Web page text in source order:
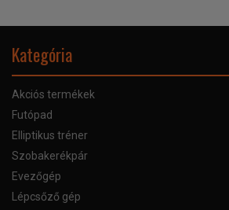
Kategória
Akciós termékek
Futópad
Elliptikus tréner
Szobakerékpár
Evezőgép
Lépcsőző gép